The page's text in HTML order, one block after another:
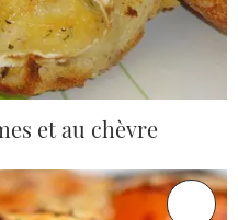
et au chèvre